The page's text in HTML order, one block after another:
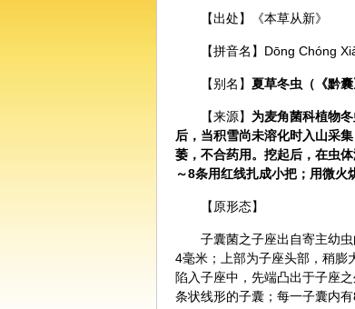
【出处】《本草从新》
【拼音名】Dōnɡ Chónɡ
【别名】 夏草冬虫（《黔
【来源】 为麦角菌科植物
后，当积雪尚未溶化时入山采
萎，不合药用。挖起后，在虫
～8条用红线扎成小把；用微火
【原形态】
子囊菌之子座出自寄主幼
4毫米；上部为子座头部，稍膨
陷入子座中，先端凸出于子座
条状线形的子囊；每一子囊内有